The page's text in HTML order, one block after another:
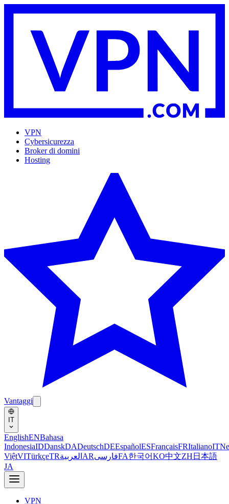
VPN
Cybersicurezza
Broker di domini
Hosting
Vantaggi
IT
EnglishENBahasa
IndonesiaIDDanskDADeutschDEEspañolESFrançaisFRItalianoIT
ViệtVITürkçeTRالعربية ARفارسیFA한국어KO中文ZH 日本語
JA
VPN